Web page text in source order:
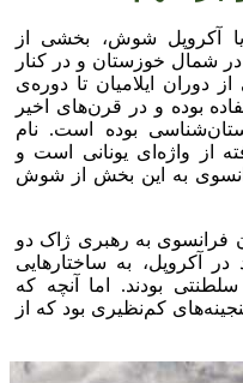
آکروپل شوش، بخشی از
شمال خوزستان و در کنار
دوران ایلامیان تا دوره‌ی
بوده و در قرن‌های اخیر
بوده است. نام
از واژه‌ای یونانی است و
به این بخش از شوش
فرانسوی به رهبری ژاک دو
آکروپل، به ساختار‌هایی
بودند. اما آنچه که
کم‌نظیری بود که از